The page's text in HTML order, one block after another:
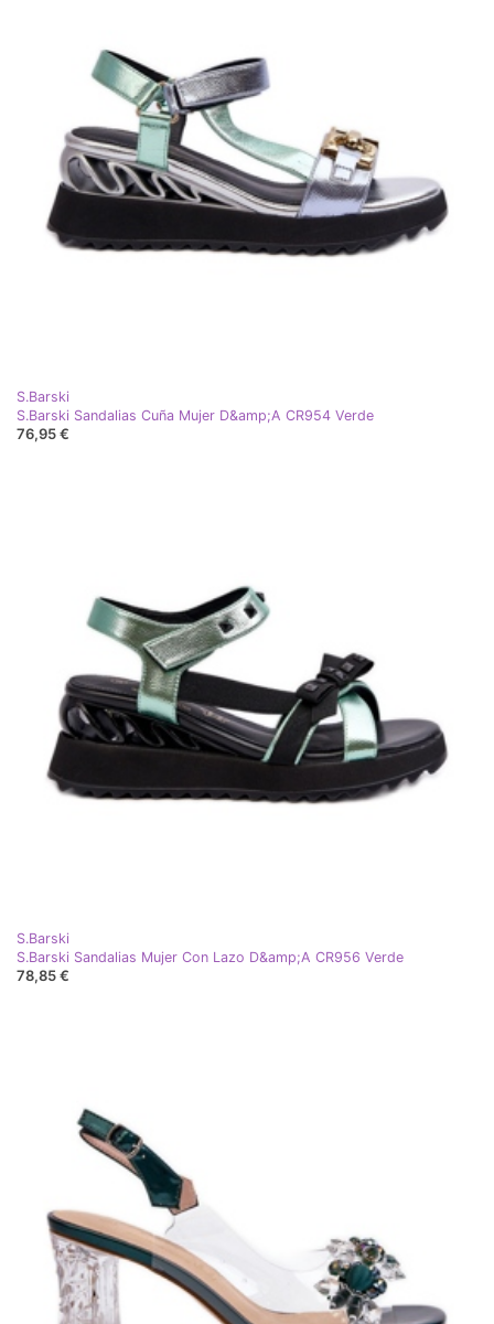
S.Barski
S.Barski Sandalias Cuña Mujer D&amp;A CR954 Verde
76,95 €
S.Barski
S.Barski Sandalias Mujer Con Lazo D&amp;A CR956 Verde
78,85 €